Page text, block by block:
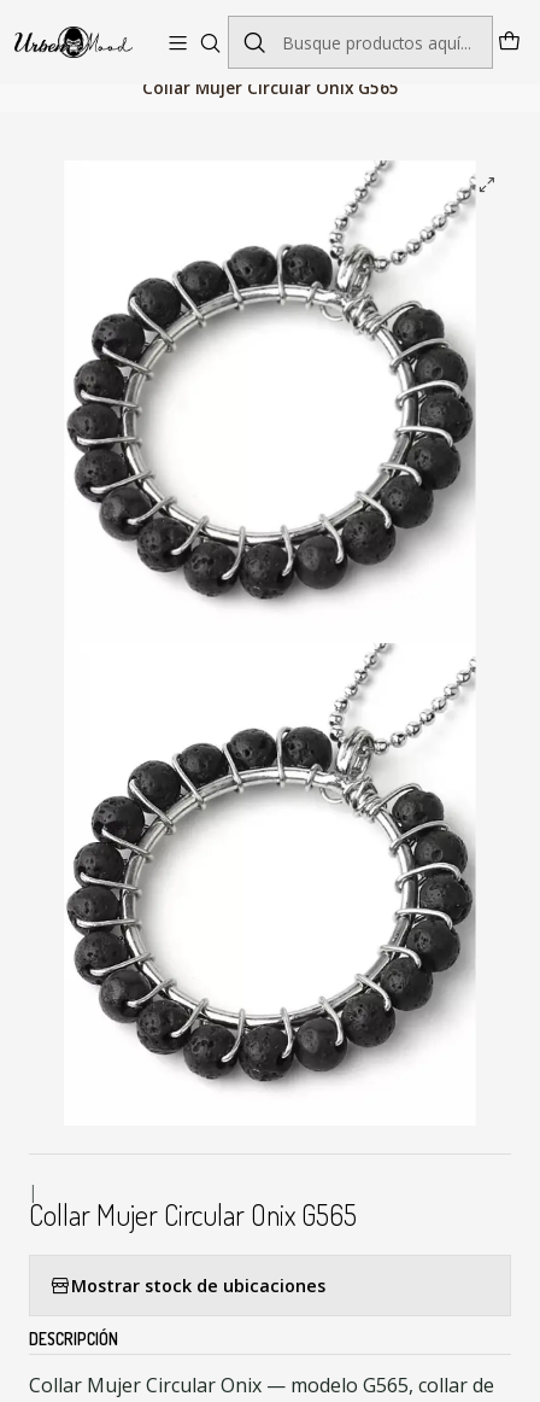
Envío GRATIS desde $60.000 | Entregas rápidas 1–5 días hábiles
Pulseras y Brazaletes
Collar Mujer Circular Onix G565
|
Collar Mujer Circular Onix G565
Mostrar stock de ubicaciones
DESCRIPCIÓN
Collar Mujer Circular Onix — modelo G565, collar de